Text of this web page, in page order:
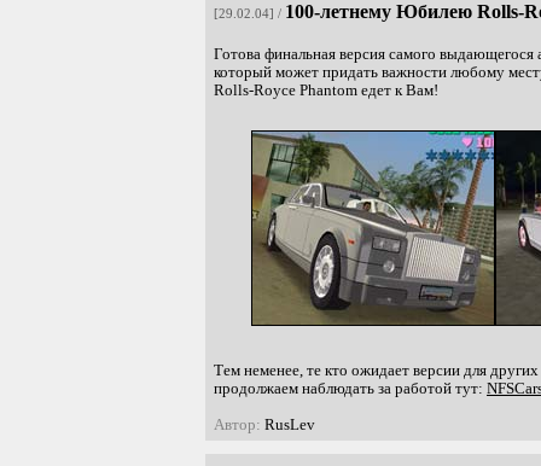
[29.02.04] / 100-летнему Юбилею Rolls-
Готова финальная версия самого выдающегося
который может придать важности любому
Rolls-Royce Phantom едет к Вам!
Тем неменее, те кто ожидает версии для
продолжаем наблюдать за работой тут:
Автор: RusLev